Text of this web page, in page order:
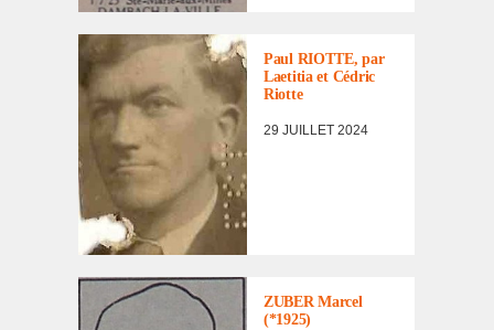
PORTRAITS
D'INCORPORÉS
DE
FORCE/DÉPORTÉS
MILITAIRES
Paul RIOTTE, par
Laeti­tia et Cédric
Riotte
29 JUILLET 2024
LISTE DES NON
RENTRÉS
ZUBER Marcel
(*1925)